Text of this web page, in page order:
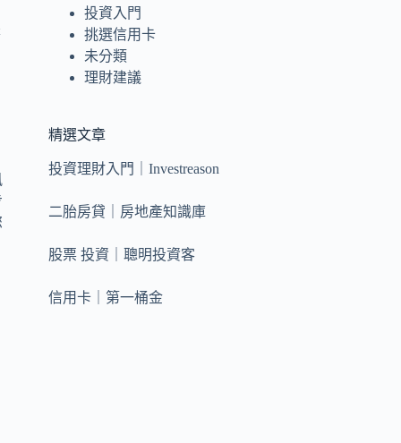
投資入門
挑選信用卡
未分類
理財建議
精選文章
投資理財入門｜Investreason
二胎房貸｜房地產知識庫
股票 投資｜聰明投資客
信用卡｜第一桶金